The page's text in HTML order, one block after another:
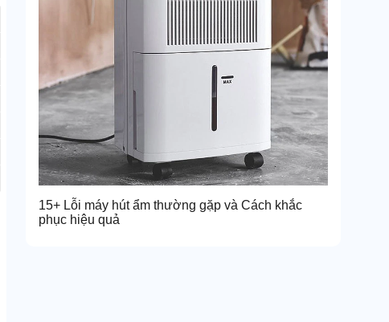
15+ Lỗi máy hút ẩm thường gặp và Cách khắc
phục hiệu quả